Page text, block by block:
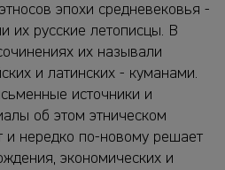
эпохи средневековья -
их русские летописцы. В
их называли
и латинских - куманами.
источники и
об этом этническом
и нередко по-новому решает
экономических и